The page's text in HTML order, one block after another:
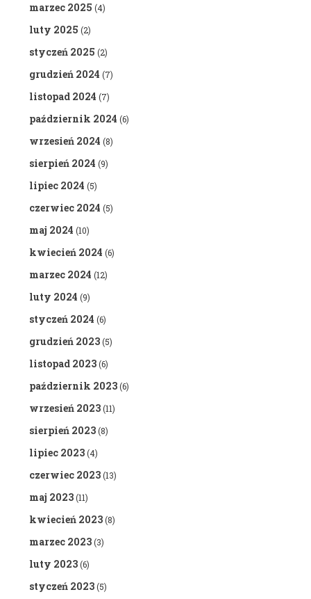
marzec 2025 (4)
luty 2025 (2)
styczeń 2025 (2)
grudzień 2024 (7)
listopad 2024 (7)
październik 2024 (6)
wrzesień 2024 (8)
sierpień 2024 (9)
lipiec 2024 (5)
czerwiec 2024 (5)
maj 2024 (10)
kwiecień 2024 (6)
marzec 2024 (12)
luty 2024 (9)
styczeń 2024 (6)
grudzień 2023(5)
listopad 2023(6)
październik 2023(6)
wrzesień 2023(11)
sierpień 2023(8)
lipiec 2023(4)
czerwiec 2023(13)
maj 2023(11)
kwiecień 2023(8)
marzec 2023(3)
luty 2023(6)
styczeń 2023(5)